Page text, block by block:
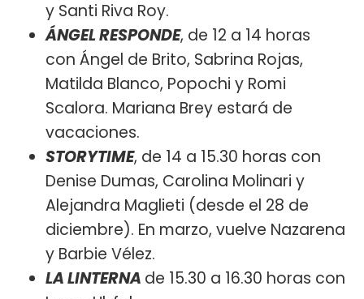
y Santi Riva Roy.
ÁNGEL RESPONDE, de 12 a 14 horas
con Ángel de Brito, Sabrina Rojas,
Matilda Blanco, Popochi y Romi
Scalora. Mariana Brey estará de
vacaciones.
STORYTIME, de 14 a 15.30 horas con
Denise Dumas, Carolina Molinari y
Alejandra Maglieti (desde el 28 de
diciembre). En marzo, vuelve Nazarena
y Barbie Vélez.
LA LINTERNA de 15.30 a 16.30 horas con